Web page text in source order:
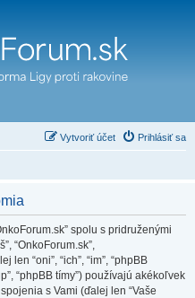
Prihlásiť sa
Vytvoriť účet
spolu s pridruženými
“OnkoForum.sk”,
len “oni”, “ich”, “im”, “phpBB
“phpBB tímy”) používajú akékoľvek
s Vami (ďalej len “Vaše